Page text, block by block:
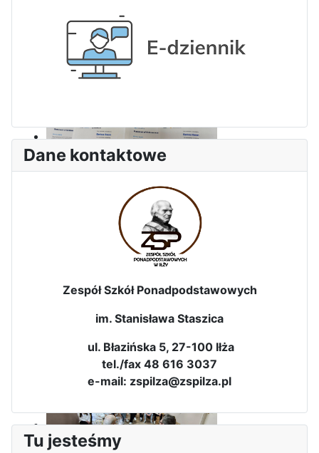
Szkolenie dronowe kadetów
Wielkie sukcesy informatyków
ze Staszica w Akademii
3-dniowa wycieczka klas 2, 3 i
4 technikum w Bieszczady
Dane kontaktowe
Zespół Szkół Ponadpodstawowych
im. Stanisława Staszica
ul. Błazińska 5, 27-100 Iłża
tel./fax 48 616 3037
e-mail: zspilza@zspilza.pl
Tu jesteśmy